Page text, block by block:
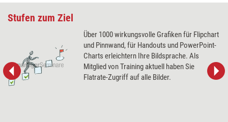
Stufen zum Ziel
Über 1000 wirkungsvolle Grafiken für Flipchart
und Pinnwand, für Handouts und PowerPoint-
Charts erleichtern Ihre Bildsprache. Als
Mitglied von Training aktuell haben Sie
Flatrate-Zugriff auf alle Bilder.